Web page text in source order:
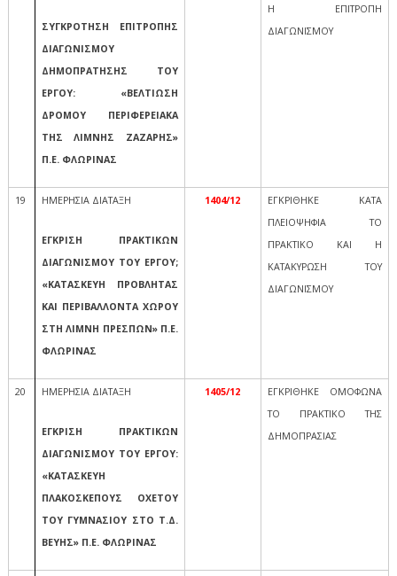
ΣΥΓΚΡΟΤΗΣΗ ΕΠΙΤΡΟΠΗΣ
ΔΙΑΓΩΝΙΣΜΟΥ
ΔΗΜΟΠΡΑΤΗΣΗΣ ΤΟΥ
ΕΡΓΟΥ: «ΒΕΛΤΙΩΣΗ
ΔΡΟΜΟΥ ΠΕΡΙΦΕΡΕΙΑΚΑ
ΤΗΣ ΛΙΜΝΗΣ ΖΑΖΑΡΗΣ»
Π.Ε. ΦΛΩΡΙΝΑΣ
Η ΕΠΙΤΡΟΠΗ
ΔΙΑΓΩΝΙΣΜΟΥ
19 ΗΜΕΡΗΣΙΑ ΔΙΑΤΑΞΗ
ΕΓΚΡΙΣΗ ΠΡΑΚΤΙΚΩΝ
ΔΙΑΓΩΝΙΣΜΟΥ ΤΟΥ ΕΡΓΟΥ;
«ΚΑΤΑΣΚΕΥΗ ΠΡΟΒΛΗΤΑΣ
ΚΑΙ ΠΕΡΙΒΑΛΛΟΝΤΑ ΧΩΡΟΥ
ΣΤΗ ΛΙΜΝΗ ΠΡΕΣΠΩΝ» Π.Ε.
ΦΛΩΡΙΝΑΣ
1404/12
ΕΓΚΡΙΘΗΚΕ ΚΑΤΑ
ΠΛΕΙΟΨΗΦΙΑ ΤΟ
ΠΡΑΚΤΙΚΟ ΚΑΙ Η
ΚΑΤΑΚΥΡΩΣΗ ΤΟΥ
ΔΙΑΓΩΝΙΣΜΟΥ
20 ΗΜΕΡΗΣΙΑ ΔΙΑΤΑΞΗ
ΕΓΚΡΙΣΗ ΠΡΑΚΤΙΚΩΝ
ΔΙΑΓΩΝΙΣΜΟΥ ΤΟΥ ΕΡΓΟΥ:
«ΚΑΤΑΣΚΕΥΗ
ΠΛΑΚΟΣΚΕΠΟΥΣ ΟΧΕΤΟΥ
ΤΟΥ ΓΥΜΝΑΣΙΟΥ ΣΤΟ Τ.Δ.
ΒΕΥΗΣ» Π.Ε. ΦΛΩΡΙΝΑΣ
1405/12
ΕΓΚΡΙΘΗΚΕ ΟΜΟΦΩΝΑ
ΤΟ ΠΡΑΚΤΙΚΟ ΤΗΣ
ΔΗΜΟΠΡΑΣΙΑΣ